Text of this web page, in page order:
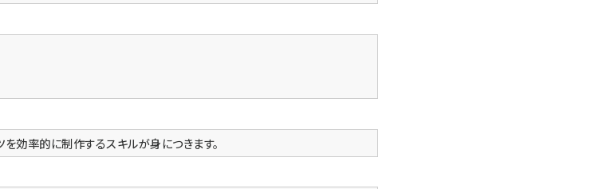
を効率的に制作するスキルが身につきます。